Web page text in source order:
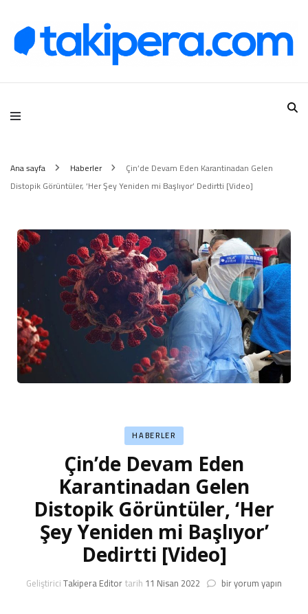
Takipera Dijital Hizmetler
Ana sayfa Haberler
Çin’de Devam Eden Karantinadan Gelen
Distopik Görüntüler, ‘Her Şey Yeniden mi Başlıyor’ Dedirtti [Video]
HABERLER
Çin’de Devam Eden
Karantinadan Gelen
Distopik Görüntüler, ‘Her
Şey Yeniden mi Başlıyor’
Dedirtti [Video]
GeliştiriciTakipera Editortarih 11 Nisan 2022 Çin’de
bir yorum yapın